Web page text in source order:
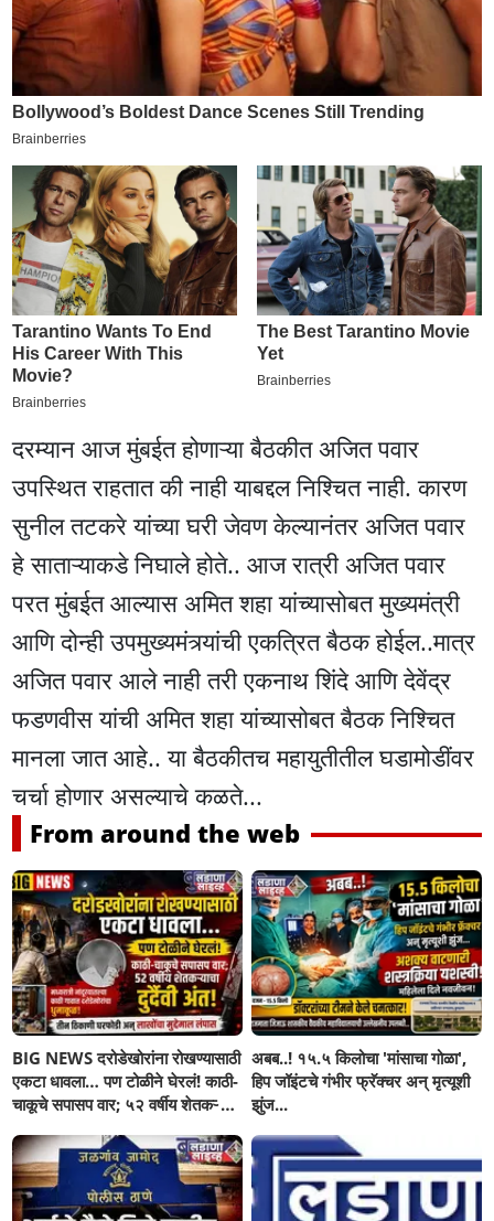
दरम्यान आज मुंबईत होणाऱ्या बैठकीत अजित पवार
उपस्थित राहतात की नाही याबद्दल निश्चित नाही. कारण
सुनील तटकरे यांच्या घरी जेवण केल्यानंतर अजित पवार
हे साताऱ्याकडे निघाले होते.. आज रात्री अजित पवार
परत मुंबईत आल्यास अमित शहा यांच्यासोबत मुख्यमंत्री
आणि दोन्ही उपमुख्यमंत्र्यांची एकत्रित बैठक होईल..मात्र
अजित पवार आले नाही तरी एकनाथ शिंदे आणि देवेंद्र
फडणवीस यांची अमित शहा यांच्यासोबत बैठक निश्चित
मानला जात आहे.. या बैठकीतच महायुतीतील घडामोडींवर
चर्चा होणार असल्याचे कळते...
From around the web
BIG NEWS दरोडेखोरांना रोखण्यासाठी
एकटा धावला… पण टोळीने घेरलं! काठी-
चाकूचे सपासप वार; ५२ वर्षीय शेतकऱ्याचा
अबब..! १५.५ किलोचा 'मांसाचा गोळा',
हिप जॉइंटचे गंभीर फ्रॅक्चर अन् मृत्यूशी
झुंज...